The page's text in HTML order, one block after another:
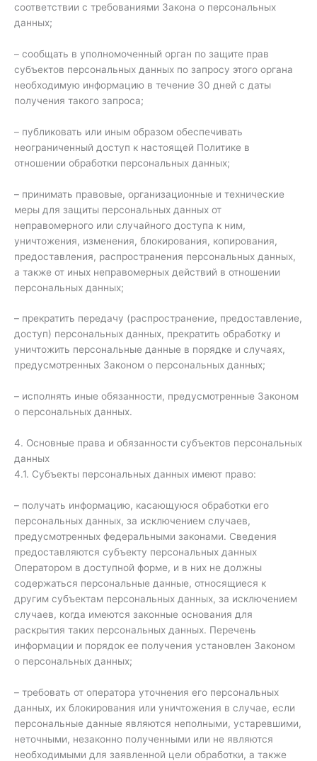
соответствии с требованиями Закона о персональных
данных;
– сообщать в уполномоченный орган по защите прав
субъектов персональных данных по запросу этого органа
необходимую информацию в течение 30 дней с даты
получения такого запроса;
– публиковать или иным образом обеспечивать
неограниченный доступ к настоящей Политике в
отношении обработки персональных данных;
– принимать правовые, организационные и технические
меры для защиты персональных данных от
неправомерного или случайного доступа к ним,
уничтожения, изменения, блокирования, копирования,
предоставления, распространения персональных данных,
а также от иных неправомерных действий в отношении
персональных данных;
– прекратить передачу (распространение, предоставление,
доступ) персональных данных, прекратить обработку и
уничтожить персональные данные в порядке и случаях,
предусмотренных Законом о персональных данных;
– исполнять иные обязанности, предусмотренные Законом
о персональных данных.
4. Основные права и обязанности субъектов персональных
данных
4.1. Субъекты персональных данных имеют право:
– получать информацию, касающуюся обработки его
персональных данных, за исключением случаев,
предусмотренных федеральными законами. Сведения
предоставляются субъекту персональных данных
Оператором в доступной форме, и в них не должны
содержаться персональные данные, относящиеся к
другим субъектам персональных данных, за исключением
случаев, когда имеются законные основания для
раскрытия таких персональных данных. Перечень
информации и порядок ее получения установлен Законом
о персональных данных;
– требовать от оператора уточнения его персональных
данных, их блокирования или уничтожения в случае, если
персональные данные являются неполными, устаревшими,
неточными, незаконно полученными или не являются
необходимыми для заявленной цели обработки, а также